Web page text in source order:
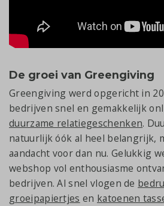
De groei van Greengiving
Greengiving werd opgericht in
bedrijven snel en gemakkelijk
duurzame relatiegeschenken.
natuurlijk óók al heel belangrijk,
aandacht voor dan nu. Gelukkig
webshop vol enthousiasme
bedrijven. Al snel vlogen de
groeipapiertjes en katoenen